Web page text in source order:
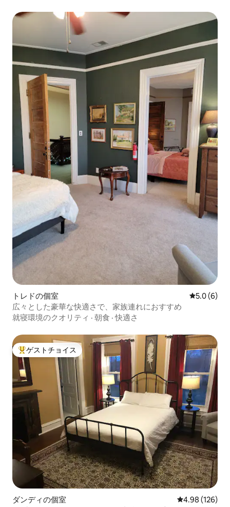
トレドの個室 レビュー6
5.0 (6)
広々とした豪華な快適さで、家族連れにおすすめ
就寝環境のクオリティ · 朝食 ·快適さ
大好評のゲストチョイスです。
ゲストチョイス
ダンディの個室 レビュー126
4.98 (126)